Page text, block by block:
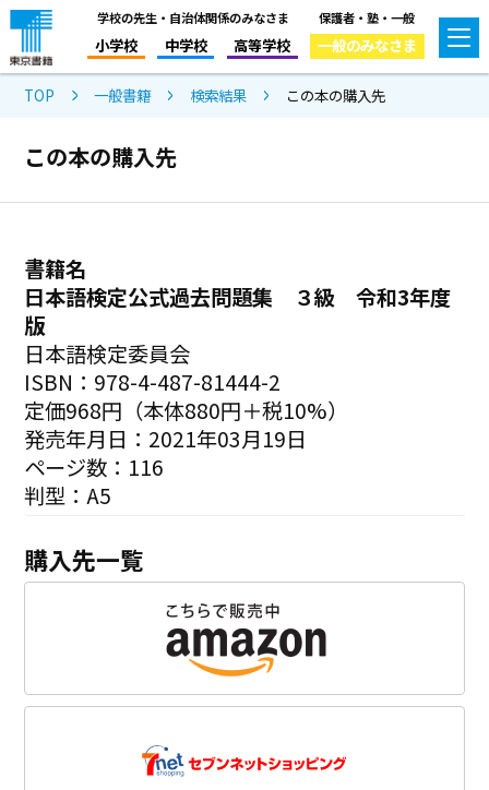
学校の先生・自治体関係のみなさま
小学校 中学校 高等学校
保護者・塾・一般
一般のみなさま
TOP 一般書籍 検索結果 この本の購入先
この本の購入先
書籍名
日本語検定公式過去問題集 ３級 令和3年度
版
日本語検定委員会
ISBN：978-4-487-81444-2
定価968円（本体880円＋税10%）
発売年月日：2021年03月19日
ページ数：116
判型：A5
購入先一覧